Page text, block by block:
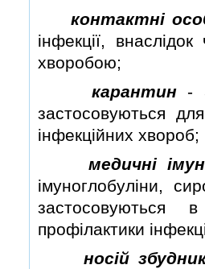
контактнi
iнфекцiї,
хворобою;
карантин-
застосовуються
iнфекцiйних хвороб;
медичнi
iмуноглобулiни,
профiлактики
носiй